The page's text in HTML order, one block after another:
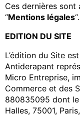
Ces dernières sont
“Mentions légales“.
EDITION DU SITE
L’édition du Site
Antiderapant
Micro Entreprise,
Commerce et des
880835095 dont
Halles, 75001,